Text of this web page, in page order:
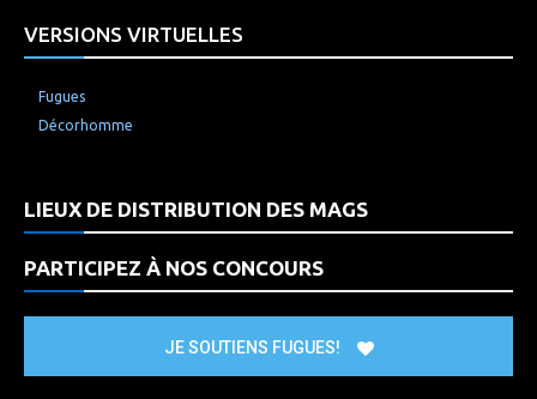
VERSIONS VIRTUELLES
Fugues
Décorhomme
LIEUX DE DISTRIBUTION DES MAGS
PARTICIPEZ À NOS CONCOURS
JE SOUTIENS FUGUES!